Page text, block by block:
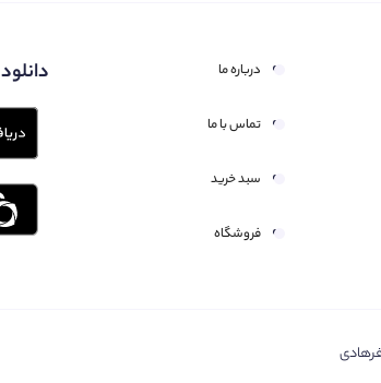
درباره ما
تماس با ما
سبد خرید
فروشگاه
دانلود